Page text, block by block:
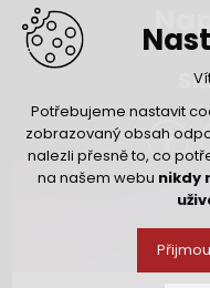
Potřebujeme nastavit
zobrazovaný obsah
nalezli přesně to, co
na našem webu nikdy